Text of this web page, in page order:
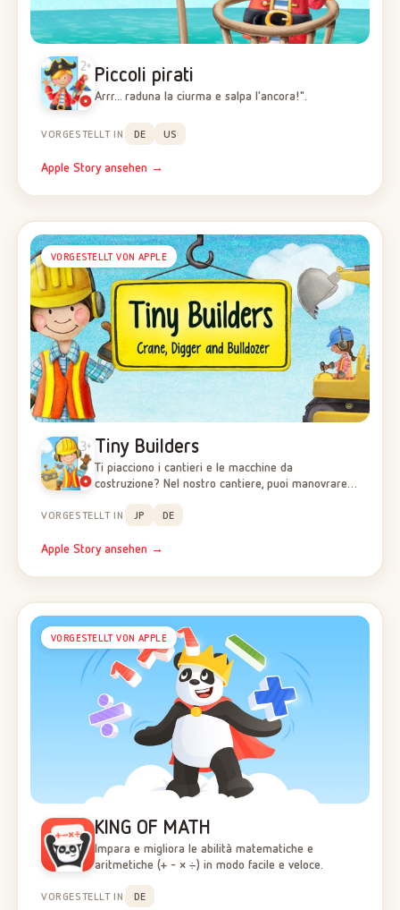
Piccoli pirati
Arrr... raduna la ciurma e salpa l'ancora!".
VORGESTELLT IN DE US
Apple Story ansehen →
VORGESTELLT VON APPLE
Tiny Builders
Ti piacciono i cantieri e le macchine da
costruzione? Nel nostro cantiere, puoi manovrare…
VORGESTELLT IN JP DE
Apple Story ansehen →
VORGESTELLT VON APPLE
KING OF MATH
Impara e migliora le abilità matematiche e
aritmetiche (+ - × ÷) in modo facile e veloce.
VORGESTELLT IN DE